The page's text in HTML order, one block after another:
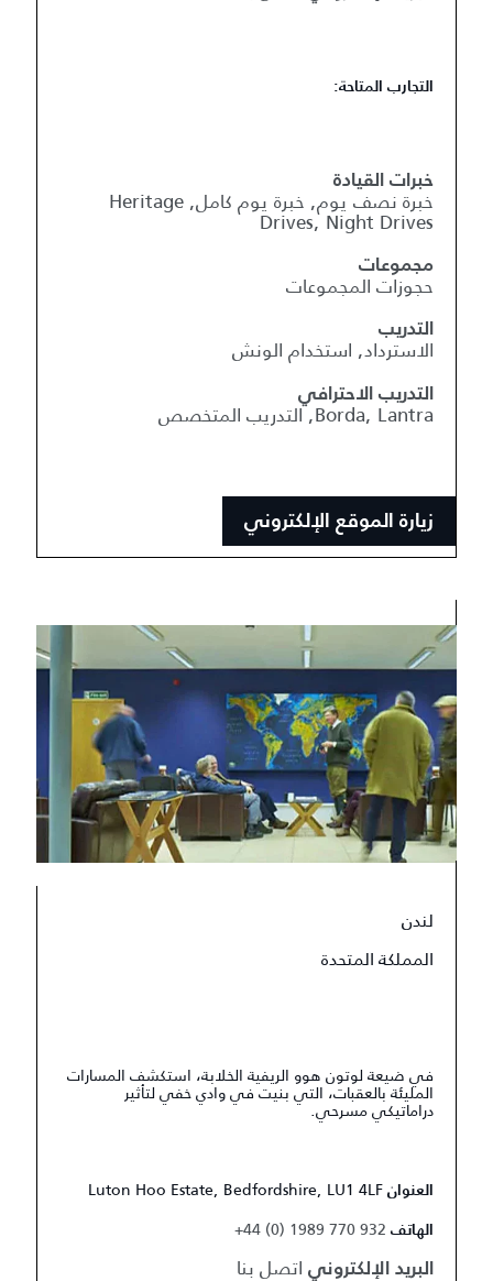
التجارب المتاحة:
خبرات القيادة
خبرة نصف يوم, خبرة يوم كامل, Heritage
Drives, Night Drives
مجموعات
حجوزات المجموعات
التدريب
الاسترداد, استخدام الونش
التدريب الاحترافي
Borda, Lantra, التدريب المتخصص
زيارة الموقع الإلكتروني
لندن
المملكة المتحدة
في ضيعة لوتون هوو الريفية الخلابة، استكشف المسارات
المليئة بالعقبات، التي بنيت في وادي خفي لتأثير
دراماتيكي مسرحي.
العنوان Luton Hoo Estate, Bedfordshire, LU1 4LF
الهاتف +44 (0) 1989 770 932
البريد الإلكتروني اتصل بنا